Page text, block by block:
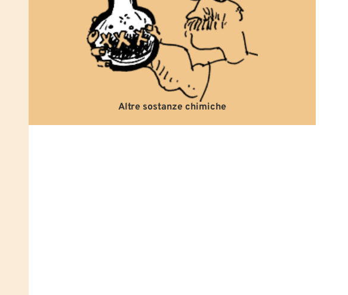
Altre sostanze chimiche